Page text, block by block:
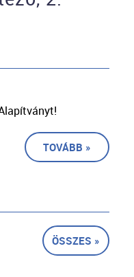
TOVÁBB »
ÖSSZES »